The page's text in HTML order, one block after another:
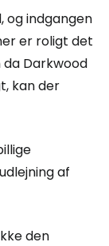
og indgangen
er roligt det
Darkwood
kan der
af
den